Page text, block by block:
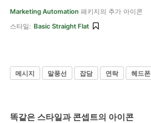
Marketing Automation 패키지의 추가 아이콘
스타일: Basic Straight Flat
메시지 말풍선 잡담 연락 헤드폰
똑같은 스타일과 콘셉트의 아이콘